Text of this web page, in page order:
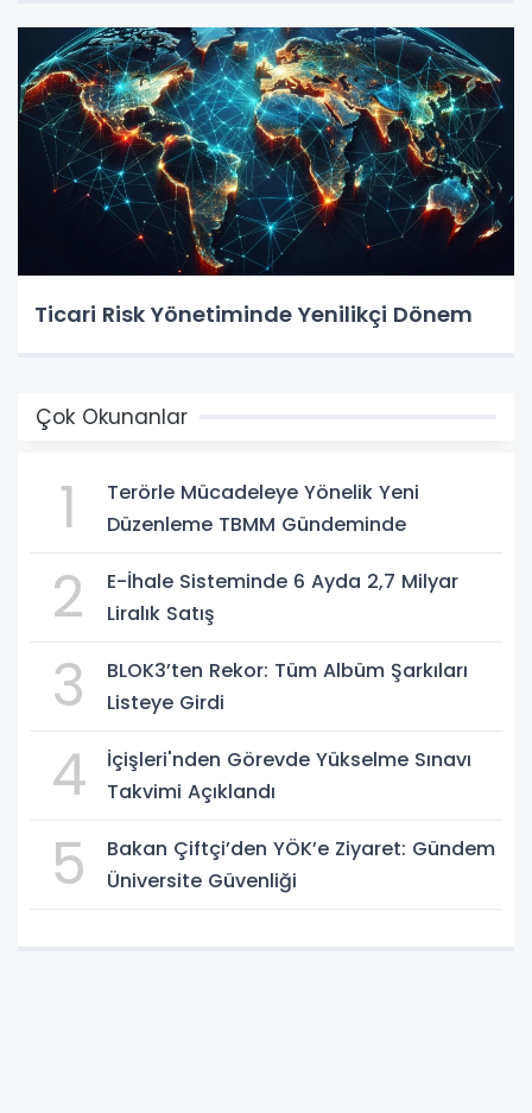
Ticari Risk Yönetiminde Yenilikçi Dönem
Çok Okunanlar
1
Terörle Mücadeleye Yönelik Yeni
Düzenleme TBMM Gündeminde
2
E-İhale Sisteminde 6 Ayda 2,7 Milyar
Liralık Satış
3
BLOK3’ten Rekor: Tüm Albüm Şarkıları
Listeye Girdi
4
İçişleri'nden Görevde Yükselme Sınavı
Takvimi Açıklandı
5
Bakan Çiftçi’den YÖK’e Ziyaret: Gündem
Üniversite Güvenliği